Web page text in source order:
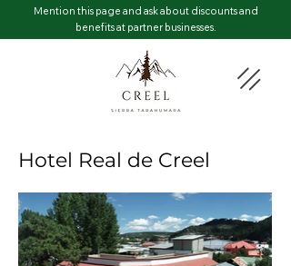
Mention this page and ask about discounts and
benefits at partner businesses.
Hotel Real de Creel